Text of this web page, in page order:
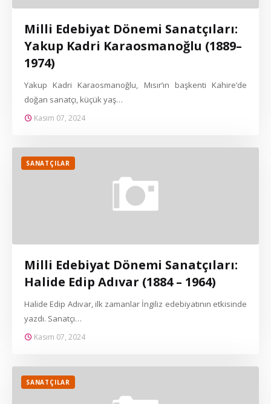
Milli Edebiyat Dönemi Sanatçıları:
Yakup Kadri Karaosmanoğlu (1889–
1974)
Yakup Kadri Karaosmanoğlu, Mısır’ın başkenti Kahire’de
doğan sanatçı, küçük yaş…
Kasım 07, 2024
SANATÇILAR
Milli Edebiyat Dönemi Sanatçıları:
Halide Edip Adıvar (1884 – 1964)
Halide Edip Adıvar, ilk zamanlar İngiliz edebiyatının etkisinde
yazdı. Sanatçı…
Kasım 07, 2024
SANATÇILAR